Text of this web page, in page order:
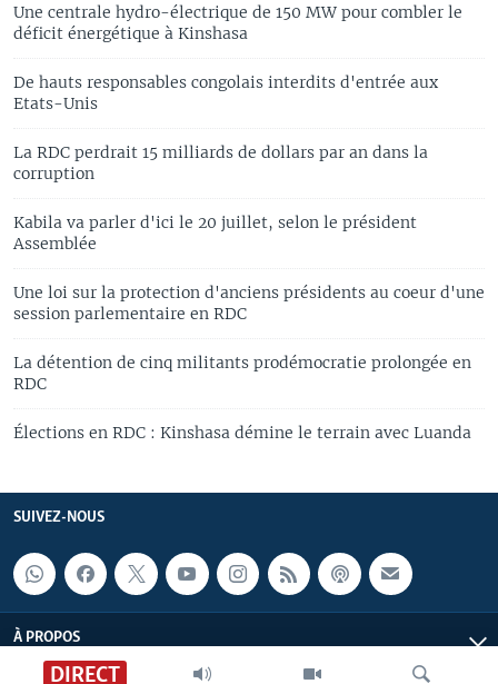
DIRECT
Une centrale hydro-électrique de 150 MW pour combler le
déficit énergétique à Kinshasa
De hauts responsables congolais interdits d'entrée aux
Etats-Unis
La RDC perdrait 15 milliards de dollars par an dans la
corruption
Kabila va parler d'ici le 20 juillet, selon le président
Assemblée
Une loi sur la protection d'anciens présidents au coeur d'une
session parlementaire en RDC
La détention de cinq militants prodémocratie prolongée en
RDC
Élections en RDC : Kinshasa démine le terrain avec Luanda
SUIVEZ-NOUS
À PROPOS